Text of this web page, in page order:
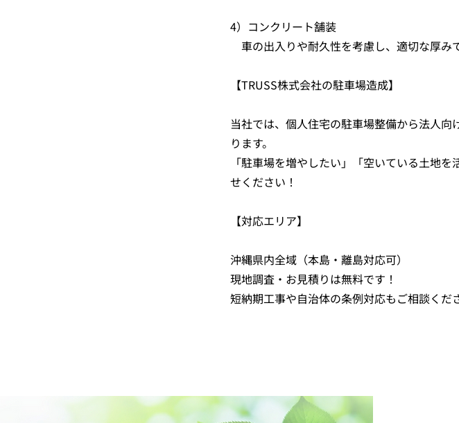
4）コンクリート舗装
車の出入りや耐久性を考慮し、適切な厚み
【TRUSS株式会社の駐車場造成】
当社では、個人住宅の駐車場整備から法人
ります。
「駐車場を増やしたい」「空いている土地
せください！
【対応エリア】
沖縄県内全域（本島・離島対応可）
現地調査・お見積りは無料です！
短納期工事や自治体の条例対応もご相談くだ